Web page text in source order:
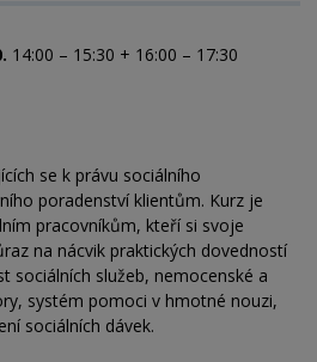
14:00 – 15:30 + 16:00 – 17:30
se k právu sociálního
poradenství klientům. Kurz je
pracovníkům, kteří si svoje
na nácvik praktických dovedností
sociálních služeb, nemocenské a
systém pomoci v hmotné nouzi,
sociálních dávek.